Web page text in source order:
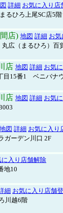
詳細 お気に入り店
るひろ上尾SC店5階
店) 地図 詳細 お
広（まるひろ）百
店 地図 詳細 お気
目15番1 ベニバナ
店 地図 詳細 お気
地図 詳細 お気に入り
ガーデン川口 2F
に入り店舗解除
地10
細 お気に入り店舗
川越6階